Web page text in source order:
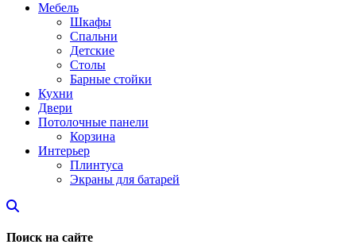
Мебель
Шкафы
Спальни
Детские
Столы
Барные стойки
Кухни
Двери
Потолочные панели
Корзина
Интерьер
Плинтуса
Экраны для батарей
Поиск на сайте